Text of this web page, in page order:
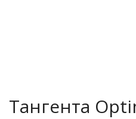
Тангента